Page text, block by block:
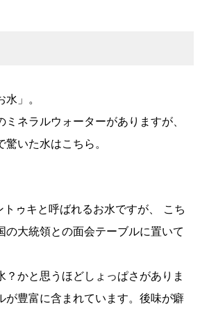
」。
ミネラルウォーターがありますが、
いた水はこちら。
トゥキと呼ばれるお水ですが、 こち
の大統領との面会テーブルに置いて
？かと思うほどしょっぱさがありま
が豊富に含まれています。後味が癖